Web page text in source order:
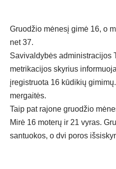
Gruodžio mėnesį gimė 16, o
net 37.
Savivaldybės administracijos
metrikacijos skyrius
įregistruota 16 kūdikių
mergaitės.
Taip pat rajone gruodžio
Mirė 16 moterų ir 21 vyras.
santuokos, o dvi poros